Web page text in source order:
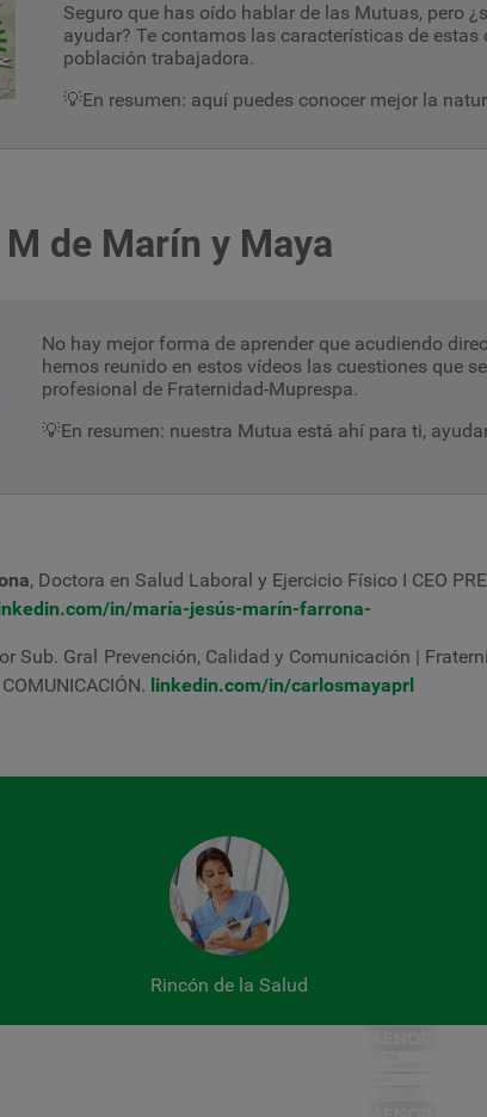
Seguro que has oído hablar de las Mutuas, pero
ayudar? Te contamos las características de
población trabajadora.
💡En resumen: aquí puedes conocer mejor la
de Marín y Maya
No hay mejor forma de aprender que acudiendo
hemos reunido en estos vídeos las cuestiones que
profesional de Fraternidad-Muprespa.
💡En resumen: nuestra Mutua está ahí para ti,
, Doctora en Salud Laboral y Ejercicio Físico I CEO
in/maría-jesús-marín-farrona-
Sub. Gral Prevención, Calidad y Comunicación |
linkedin.com/in/carlosmayaprl
Rincón de la Salud